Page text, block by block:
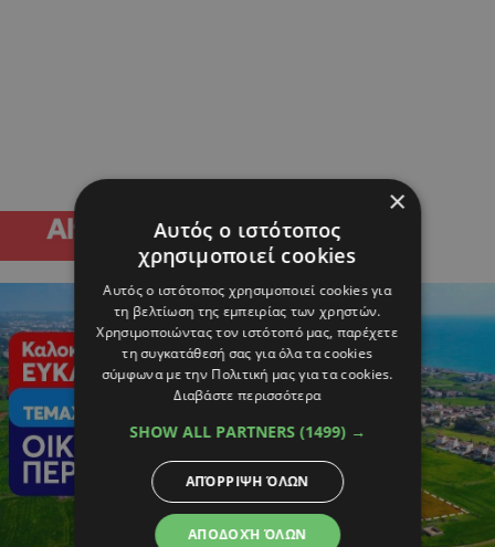
×
Αυτός ο ιστότοπος
χρησιμοποιεί cookies
Αυτός ο ιστότοπος χρησιμοποιεί cookies για
τη βελτίωση της εμπειρίας των χρηστών.
Χρησιμοποιώντας τον ιστότοπό μας, παρέχετε
τη συγκατάθεσή σας για όλα τα cookies
σύμφωνα με την Πολιτική μας για τα cookies.
Διαβάστε περισσότερα
SHOW ALL PARTNERS (1499) →
ΑΠΟΔΟΧΉ ΌΛΩΝ
ΑΠΌΡΡΙΨΗ ΌΛΩΝ